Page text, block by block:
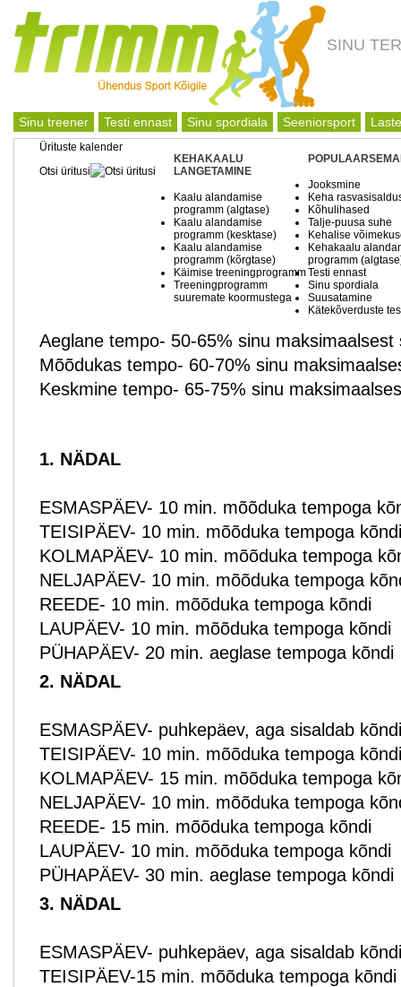
SINU
Sinu treener Testi ennast Sinu spordiala Seeniorsport
Ürituste kalender
Otsi üritusi
KEHAKAALU
LANGETAMINE
Kaalu alandamise
programm (algtase)
Kaalu alandamise
programm (kesktase)
Kaalu alandamise
programm (kõrgtase)
Käimise treeningprogramm
Treeningprogramm
suuremate koormustega
Jooksmine
Keha
Kõhulihased
Talje-puusa suhe
Kehalise
Kehakaalu
programm
Testi ennast
Sinu spordiala
Suusatamine
Kätekõverduste
Aeglane tempo- 50-65% sinu
Mõõdukas tempo- 60-70% sinu
Keskmine tempo- 65-75% sinu
1. NÄDAL
ESMASPÄEV- 10 min. mõõduka tempoga
TEISIPÄEV- 10 min. mõõduka tempoga kõndi
KOLMAPÄEV- 10 min. mõõduka tempoga
NELJAPÄEV- 10 min. mõõduka tempoga
REEDE- 10 min. mõõduka tempoga kõndi
LAUPÄEV- 10 min. mõõduka tempoga kõndi
PÜHAPÄEV- 20 min. aeglase tempoga kõndi
2. NÄDAL
ESMASPÄEV- puhkepäev, aga sisaldab
TEISIPÄEV- 10 min. mõõduka tempoga kõndi
KOLMAPÄEV- 15 min. mõõduka tempoga
NELJAPÄEV- 10 min. mõõduka tempoga
REEDE- 15 min. mõõduka tempoga kõndi
LAUPÄEV- 10 min. mõõduka tempoga kõndi
PÜHAPÄEV- 30 min. aeglase tempoga kõndi
3. NÄDAL
ESMASPÄEV- puhkepäev, aga sisaldab
TEISIPÄEV-15 min. mõõduka tempoga kõndi